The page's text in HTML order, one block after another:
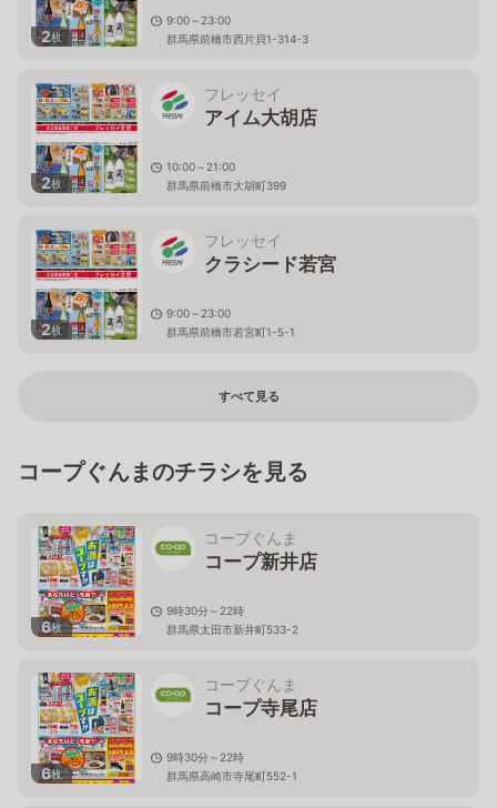
2枚
9:00～23:00
群馬県前橋市西片貝1-314-3
2枚
フレッセイ
アイム大胡店
10:00～21:00
群馬県前橋市大胡町399
2枚
フレッセイ
クラシード若宮
9:00～23:00
群馬県前橋市若宮町1-5-1
すべて見る
コープぐんまのチラシを見る
6枚
コープぐんま
コープ新井店
9時30分～22時
群馬県太田市新井町533-2
6枚
コープぐんま
コープ寺尾店
9時30分～22時
群馬県高崎市寺尾町552-1